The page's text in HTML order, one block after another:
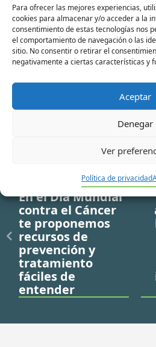
Para ofrecer las mejores experiencias,
cookies para almacenar y/o acceder a la
consentimiento de estas tecnologías nos
el comportamiento de navegación o las
sitio. No consentir o retirar el
negativamente a ciertas características y
Aceptar
Denegar
Ver
Política de privacidad
Correo
electrónico*
Web
Ir a noticia anterior
En el Día Mundial
contra el Cáncer
te proponemos
recursos de
prevención y
tratamiento
fáciles de
entender